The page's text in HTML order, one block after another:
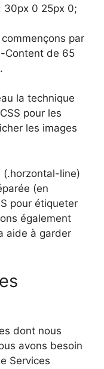
30px 0 25px 0;
par
Content de 65
la technique
pour les
les images
(.horzontal-line)
(en
pour étiqueter
également
aide à garder
dont nous
avons besoin
Services